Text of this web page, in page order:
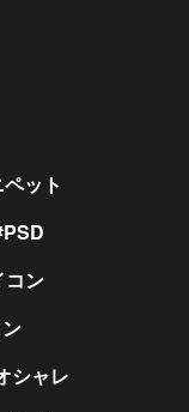
ット
PSD
コン
シャレ